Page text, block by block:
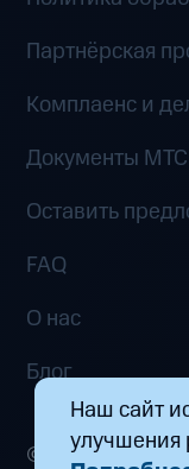
Наш сайт
улучшения
Партнёрская
Комплаенс и
Документы
Оставить
FAQ
О нас
Блог
© 2026 ООО